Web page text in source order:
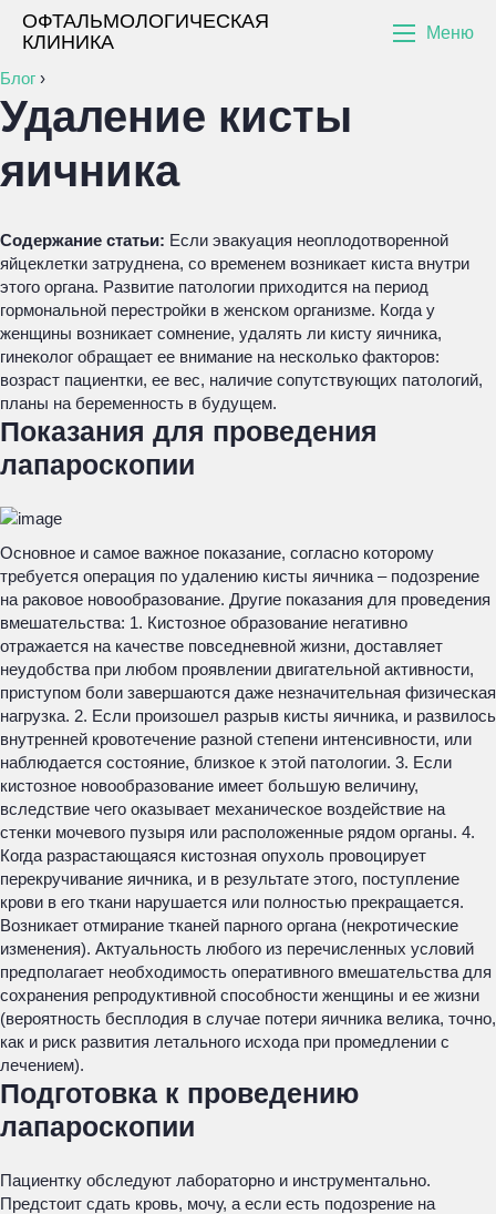
ОФТАЛЬМОЛОГИЧЕСКАЯ
КЛИНИКА
Меню
Блог ›
Удаление кисты
яичника
Содержание статьи: Если эвакуация неоплодотворенной
яйцеклетки затруднена, со временем возникает киста внутри
этого органа. Развитие патологии приходится на период
гормональной перестройки в женском организме. Когда у
женщины возникает сомнение, удалять ли кисту яичника,
гинеколог обращает ее внимание на несколько факторов:
возраст пациентки, ее вес, наличие сопутствующих патологий,
планы на беременность в будущем.
Показания для проведения
лапароскопии
Основное и самое важное показание, согласно которому
требуется операция по удалению кисты яичника – подозрение
на раковое новообразование. Другие показания для проведения
вмешательства: 1. Кистозное образование негативно
отражается на качестве повседневной жизни, доставляет
неудобства при любом проявлении двигательной активности,
приступом боли завершаются даже незначительная физическая
нагрузка. 2. Если произошел разрыв кисты яичника, и развилось
внутренней кровотечение разной степени интенсивности, или
наблюдается состояние, близкое к этой патологии. 3. Если
кистозное новообразование имеет большую величину,
вследствие чего оказывает механическое воздействие на
стенки мочевого пузыря или расположенные рядом органы. 4.
Когда разрастающаяся кистозная опухоль провоцирует
перекручивание яичника, и в результате этого, поступление
крови в его ткани нарушается или полностью прекращается.
Возникает отмирание тканей парного органа (некротические
изменения). Актуальность любого из перечисленных условий
предполагает необходимость оперативного вмешательства для
сохранения репродуктивной способности женщины и ее жизни
(вероятность бесплодия в случае потери яичника велика, точно,
как и риск развития летального исхода при промедлении с
лечением).
Подготовка к проведению
лапароскопии
Пациентку обследуют лабораторно и инструментально.
Предстоит сдать кровь, мочу, а если есть подозрение на